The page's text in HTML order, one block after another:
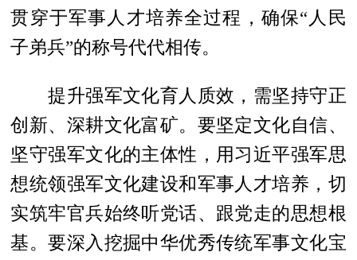
贯穿于军事人才培养全过程，确保“人民
子弟兵”的称号代代相传。
提升强军文化育人质效，需坚持守正
创新、深耕文化富矿。要坚定文化自信、
坚守强军文化的主体性，用习近平强军思
想统领强军文化建设和军事人才培养，切
实筑牢官兵始终听党话、跟党走的思想根
基。要深入挖掘中华优秀传统军事文化宝